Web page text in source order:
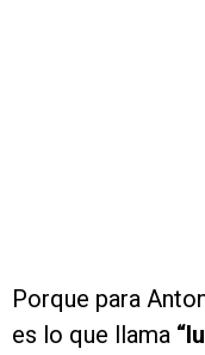
Porque para
es lo que llama